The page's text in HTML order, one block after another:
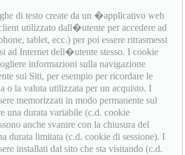
di testo create da un �applicativo web
utilizzato dall�utente per accedere ad
tablet, ecc.) per poi essere ritrasmessi
ad Internet dell�utente stesso. I cookie
informazioni sulla navigazione
sui Siti, per esempio per ricordare le
o la valuta utilizzata per un acquisto. I
memorizzati in modo permanente sul
una durata variabile (c.d. cookie
anche svanire con la chiusura del
durata limitata (c.d. cookie di sessione). I
installati dal sito che sta visitando (c.d.